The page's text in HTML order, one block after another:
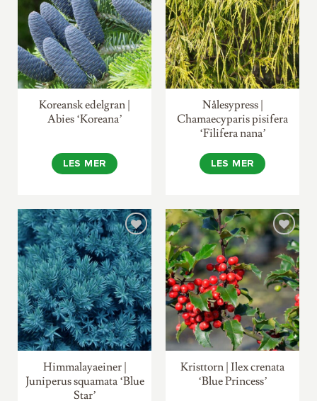
Koreansk edelgran |
Abies ‘Koreana’
LES MER
Nålesypress |
Chamaecyparis pisifera
‘Filifera nana’
LES MER
Himmalayaeiner |
Juniperus squamata ‘Blue
Star’
Kristtorn | Ilex crenata
‘Blue Princess’